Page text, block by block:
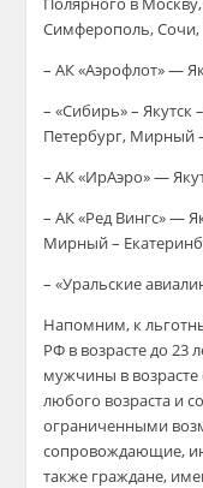
Симферополь, Сочи,
– АК «Аэрофлот» —
– «Сибирь» –
Петербург, Мирный
– АК «ИрАэро» —
– АК «Ред Вингс» —
Мирный –
– «Уральские
Напомним, к
РФ в возрасте до 23
мужчины в
любого возраста и
ограниченными
сопровождающие,
также граждане,